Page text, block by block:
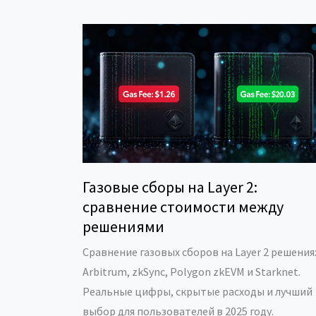
Газовые сборы на Layer 2:
сравнение стоимости между
решениями
Сравнение газовых сборов на Layer 2
Arbitrum, zkSync, Polygon zkEVM и Starknet.
Реальные цифры, скрытые расходы и лучший
выбор для пользователей в 2025 году.